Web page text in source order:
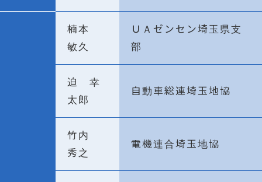
楠本
敏久
ＵＡゼンセン埼玉県支
部
迫 幸
太郎
自動車総連埼玉地協
竹内
秀之
電機連合埼玉地協